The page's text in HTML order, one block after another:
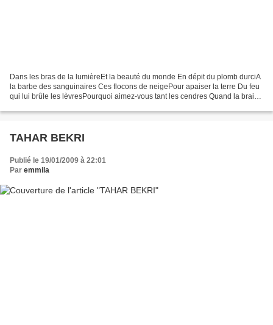
Dans les bras de la lumièreEt la beauté du monde En dépit du plomb durciA
la barbe des sanguinaires Ces flocons de neigePour apaiser la terre Du feu
qui lui brûle les lèvresPourquoi aimez-vous tant les cendres Quand la braise
TAHAR BEKRI
Publié le 19/01/2009 à 22:01
Par emmila